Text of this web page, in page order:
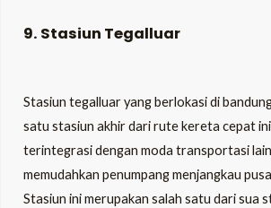
9. Stasiun Tegalluar
Stasiun tegalluar yang berlokasi di
satu stasiun akhir dari rute kereta cepat
terintegrasi dengan moda transportasi
memudahkan penumpang menjangkau
Stasiun ini merupakan salah satu dari sua